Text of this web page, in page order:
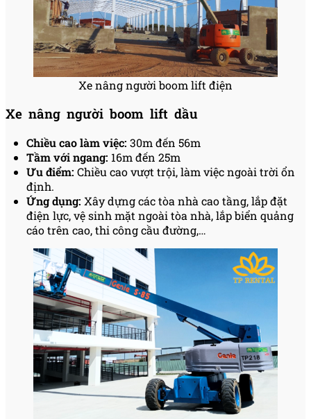
Xe nâng người boom lift điện
Xe nâng người boom lift dầu
Chiều cao làm việc: 30m đến 56m
Tầm với ngang: 16m đến 25m
Ưu điểm: Chiều cao vượt trội, làm việc ngoài trời ổn
định.
Ứng dụng: Xây dựng các tòa nhà cao tầng, lắp đặt
điện lực, vệ sinh mặt ngoài tòa nhà, lắp biển quảng
cáo trên cao, thi công cầu đường,…